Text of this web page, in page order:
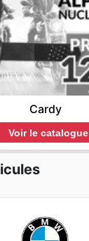
Cardy
Voir le catalogue